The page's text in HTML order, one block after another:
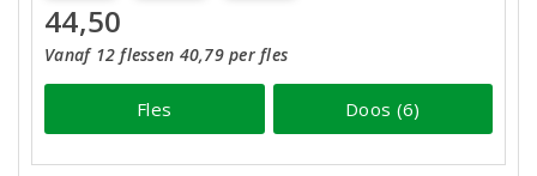
44,50
Vanaf 12 flessen 40,79 per fles
Fles Doos (6)